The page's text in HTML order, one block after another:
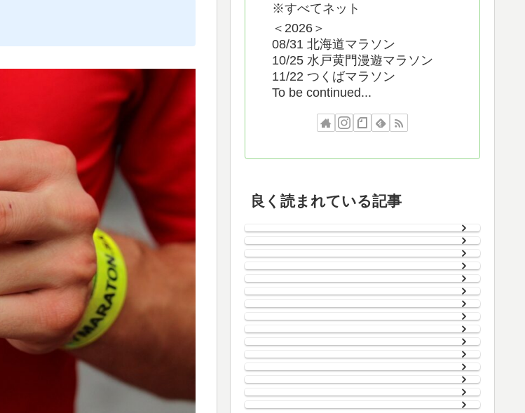
※すべてネット
＜2026＞
08/31 北海道マラソン
10/25 水戸黄門漫遊マラソン
11/22 つくばマラソン
To be continued...
良く読まれている記事